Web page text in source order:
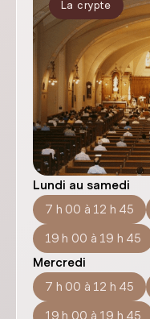
La crypte
Lundi au samedi
7 h 00 à 12 h 45
19 h 00 à 19 h 45
Mercredi
7 h 00 à 12 h 45
19 h 00 à 19 h 45